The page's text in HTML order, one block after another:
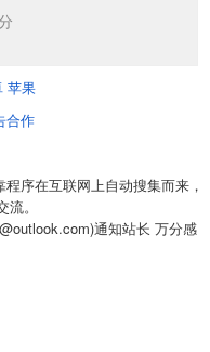
苹果
合作
序在互联网上自动搜集而来，
。
通知站长 万分感